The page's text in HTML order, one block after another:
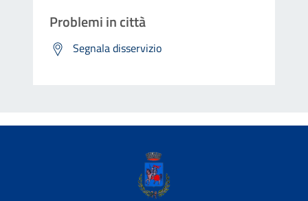
Problemi in città
Segnala disservizio